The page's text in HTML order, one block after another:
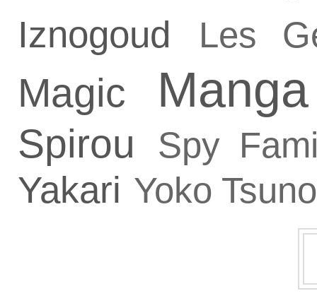
Iznogoud Les
Magic Manga
Spirou Spy
Yakari Yoko Tsuno